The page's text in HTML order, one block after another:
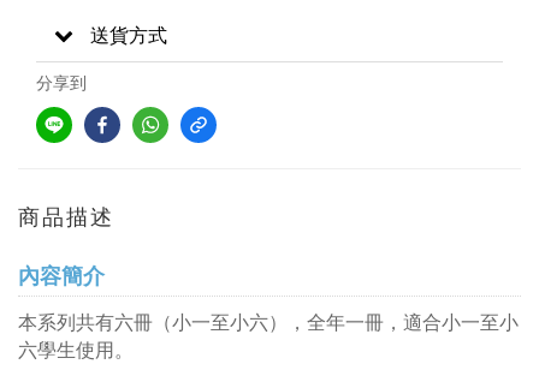
送貨方式
分享到
商品描述
內容簡介
本系列共有六冊（小一至小六），全年一冊，適合小一至小
六學生使用。